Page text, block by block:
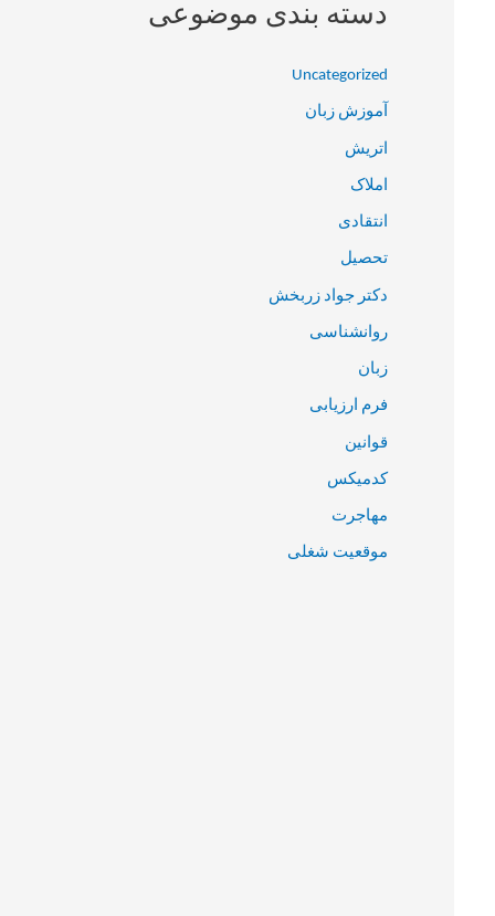
دسته بندی موضوعی
Uncategorized
آموزش زبان
اتریش
املاک
انتقادی
تحصیل
دکتر جواد زربخش
روانشناسی
زبان
فرم ارزیابی
قوانین
کدمیکس
مهاجرت
موقعیت شغلی